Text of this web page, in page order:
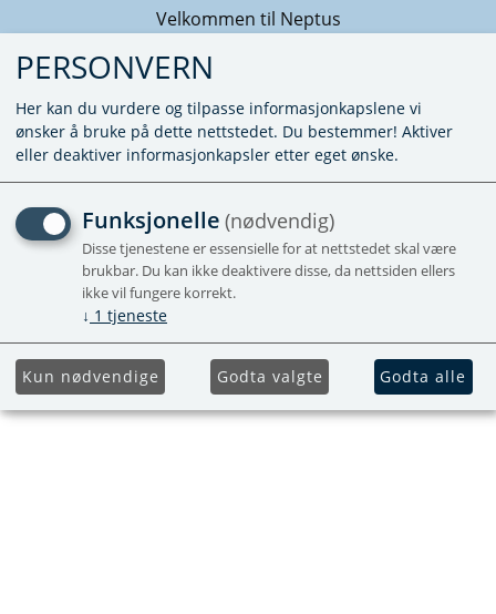
Velkommen til Neptus
KUNNE IKKE FINNE PRODUKTET
Forside
PERSONVERN
Her kan du vurdere og tilpasse informasjonkapslene vi
ønsker å bruke på dette nettstedet. Du bestemmer! Aktiver
eller deaktiver informasjonkapsler etter eget ønske.
Funksjonelle (nødvendig)
Disse tjenestene er essensielle for at nettstedet skal være
brukbar. Du kan ikke deaktivere disse, da nettsiden ellers
ikke vil fungere korrekt.
↓ 1 tjeneste
Kun nødvendige Godta valgte Godta alle